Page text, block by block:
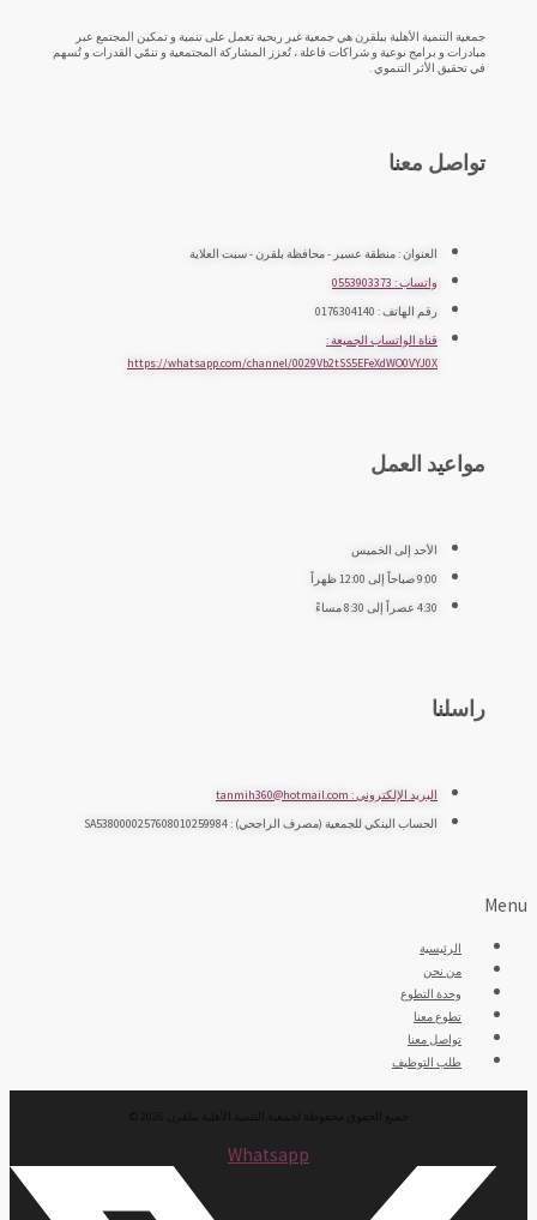
جمعية التنمية الأهلية ببلقرن هي جمعية غير ربحية تعمل على تنمية و تمكين المجتمع عبر
مبادرات و برامج نوعية و شراكات فاعلة ، تُعزز المشاركة المجتمعية و تنمّي القدرات و تُسهم
في تحقيق الأثر التنموي .
تواصل معنا
العنوان : منطقة عسير - محافظة بلقرن - سبت العلاية
واتساب : 0553903373
رقم الهاتف : 0176304140
قناة الواتساب الجميعة :
https://whatsapp.com/channel/0029Vb2tSS5EFeXdWO0VYJ0X
مواعيد العمل
الأحد إلى الخميس
9:00 صباحاً إلى 12:00 ظهراً
4:30 عصراً إلى 8:30 مساءً
راسلنا
البريد الإلكتروني : tanmih360@hotmail.com
الحساب البنكي للجمعية (مصرف الراجحي) : SA5380000257608010259984
Menu
الرئيسية
من نحن
وحدة التطوع
تطوع معنا
تواصل معنا
طلب التوظيف
جميع الحقوق محفوظة لجمعية التنمية الأهلية ببلقرن 2026 ©
Whatsapp